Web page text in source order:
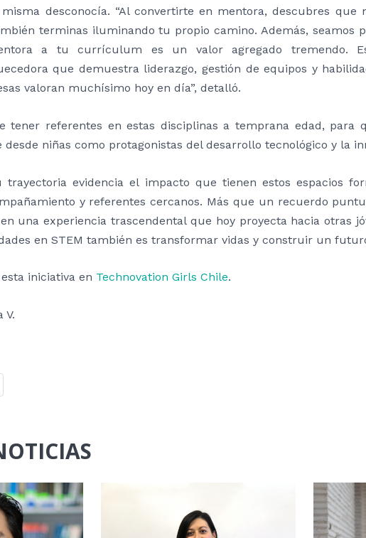
desconocía. “Al convertirte en mentora, descubres que
terminas iluminando tu propio camino. Además, seamos
a tu currículum es un valor agregado tremendo.
que demuestra liderazgo, gestión de equipos y
valoran muchísimo hoy en día”, detalló.
tener referentes en estas disciplinas a temprana edad, para
desde niñas como protagonistas del desarrollo tecnológico y la
trayectoria evidencia el impacto que tienen estos espacios
y referentes cercanos. Más que un recuerdo
una experiencia trascendental que hoy proyecta hacia otras
en STEM también es transformar vidas y construir un
iniciativa en Technovation Girls Chile.
V.